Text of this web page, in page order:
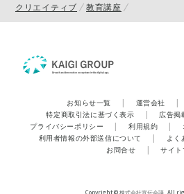
クリエイティブ 教育講座
お知らせ一覧 | 運営会社 |
特定商取引法に基づく表示
| 広告掲
プライバシーポリシー
| 利用規約 |
利用者情報の外部送信について
| よく
お問合せ
| サイ